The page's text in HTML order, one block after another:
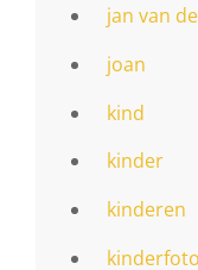
jan van
joan
kind
kinder
kinderen